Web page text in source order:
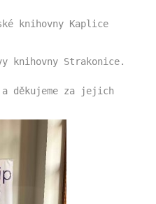
knihovny Kaplice
knihovny Strakonice.
a děkujeme za jejich